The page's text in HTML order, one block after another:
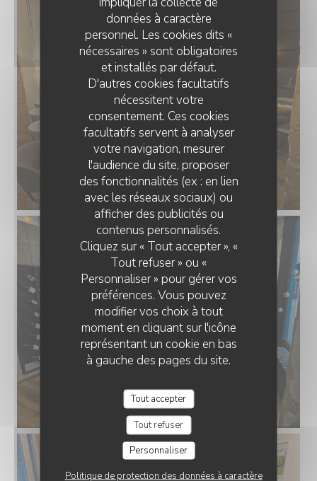
données à caractère
personnel. Les cookies dits «
nécessaires » sont obligatoires
et installés par défaut.
D'autres cookies facultatifs
nécessitent votre
consentement. Ces cookies
facultatifs servent à analyser
votre navigation, mesurer
l'audience du site, proposer
des fonctionnalités (ex : en lien
avec les réseaux sociaux) ou
afficher des publicités ou
contenus personnalisés.
Cliquez sur « Tout accepter », «
Tout refuser » ou «
Personnaliser » pour gérer vos
préférences. Vous pouvez
modifier vos choix à tout
moment en cliquant sur l'icône
représentant un cookie en bas
à gauche des pages du site.
Tout accepter
Tout refuser
Personnaliser
Politique de protection des données à caractère